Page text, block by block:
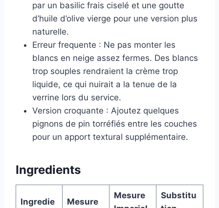
par un basilic frais ciselé et une goutte
d’huile d’olive vierge pour une version plus
naturelle.
Erreur frequente : Ne pas monter les
blancs en neige assez fermes. Des blancs
trop souples rendraient la crème trop
liquide, ce qui nuirait a la tenue de la
verrine lors du service.
Version croquante : Ajoutez quelques
pignons de pin torréfiés entre les couches
pour un apport textural supplémentaire.
Ingredients
Ingredie
Mesure
Mesure
Substitu